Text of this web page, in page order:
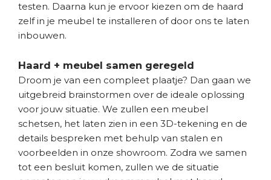
testen. Daarna kun je ervoor kiezen om de haard
zelf in je meubel te installeren of door ons te laten
inbouwen.
Haard + meubel samen geregeld
Droom je van een compleet plaatje? Dan gaan we
uitgebreid brainstormen over de ideale oplossing
voor jouw situatie. We zullen een meubel
schetsen, het laten zien in een 3D-tekening en de
details bespreken met behulp van stalen en
voorbeelden in onze showroom. Zodra we samen
tot een besluit komen, zullen we de situatie